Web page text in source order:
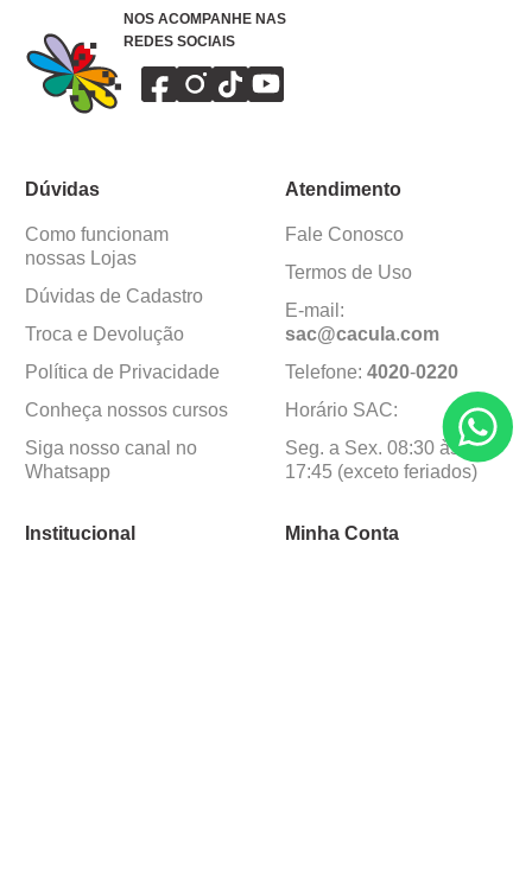
NOS ACOMPANHE NAS
REDES SOCIAIS
Dúvidas
Como funcionam
nossas Lojas
Dúvidas de Cadastro
Troca e Devolução
Política de Privacidade
Conheça nossos cursos
Siga nosso canal no
Whatsapp
Atendimento
Fale Conosco
Termos de Uso
E-mail:
sac@cacula.com
Telefone: 4020-0220
Horário SAC:
Seg. a Sex. 08:30 às
17:45 (exceto feriados)
Institucional Minha Conta